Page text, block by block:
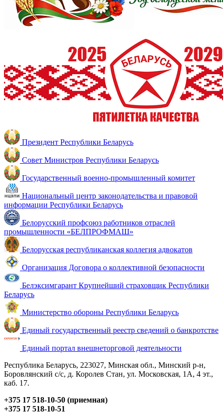
Президент Республики Беларусь
Совет Министров Республики Беларусь
Государственный военно-промышленный комитет
Национальный центр законодательства и правовой
информации Республики Беларусь
Белорусский профсоюз работников отраслей
промышленности «БЕЛПРОФМАШ»
Белорусская республиканская коллегия адвокатов
Организация Договора о коллективной безопасности
Белэксимгарант Крупнейший страховщик Республики
Беларусь
Министерство обороны Республики Беларусь
Единый государственный реестр сведений о банкротстве
Единый портал внешнеторговой деятельности
Республика Беларусь, 223027, Минская обл., Минский р-н,
Боровлянский с/с, д. Королев Стан, ул. Московская, 1А, 4 эт.,
каб. 17.
+375 17 518-10-50 (приемная)
+375 17 518-10-51